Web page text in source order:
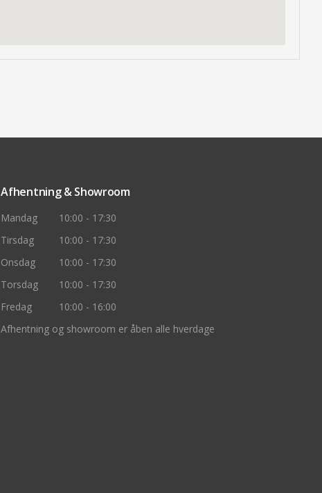
Afhentning & Showroom
Mandag
10:00 - 17:30
Tirsdag
10:00 - 17:30
Onsdag
10:00 - 17:30
Torsdag
10:00 - 17:30
Fredag
10:00 - 16:00
Afhentning og showroom er åben alle hverdage